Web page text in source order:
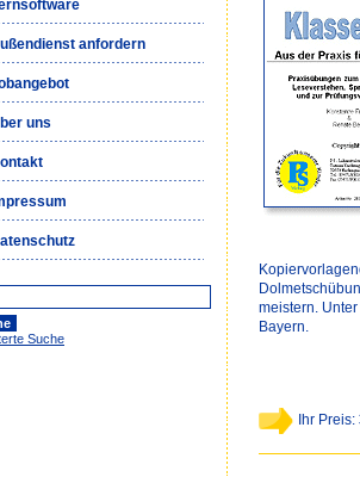
anfordern
uns
Suche
meistern.
Bayern.
Ihr Preis: